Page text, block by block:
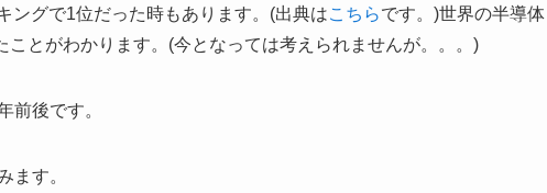
ングで1位だった時もあります。(出典はこちらです。)世界の半導体
ことがわかります。(今となっては考えられませんが。。。)
前後です。
ます。